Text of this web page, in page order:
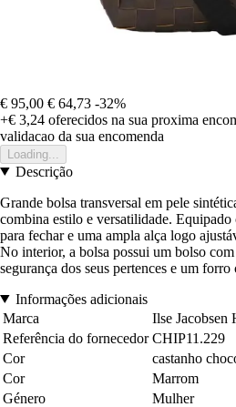
€ 95,00 € 64,73 -32%
+€ 3,24 oferecidos na sua proxima
validacao da sua encomenda
Loading...
Descrição
Grande bolsa transversal em pele
combina estilo e versatilidade. Equipado
para fechar e uma ampla alça logo
No interior, a bolsa possui um bolso
segurança dos seus pertences e um
Informações adicionais
Marca
Ilse
Referência do fornecedor CHIP11.229
Cor
castanho
Cor
Marrom
Género
Mulher